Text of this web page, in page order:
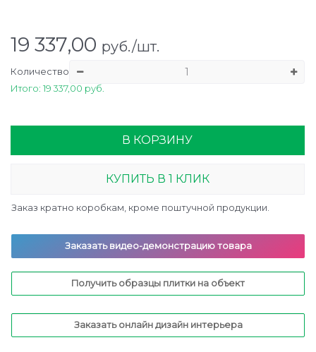
19 337,00 руб./шт.
Количество
Итого: 19 337,00 руб.
В КОРЗИНУ
КУПИТЬ В 1 КЛИК
Заказ кратно коробкам, кроме поштучной продукции.
Заказать видео-демонстрацию товара
Получить образцы плитки на объект
Заказать онлайн дизайн интерьера